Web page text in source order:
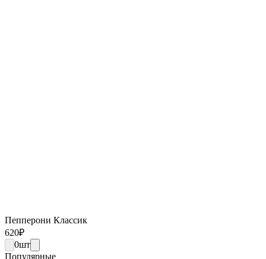
Пепперони Классик
620₽
0шт
Популярные